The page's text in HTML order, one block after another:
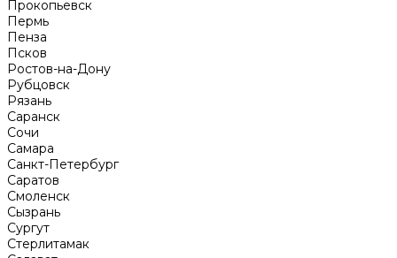
Прокопьевск
Пермь
Пенза
Псков
Ростов-на-Дону
Рубцовск
Рязань
Саранск
Сочи
Самара
Санкт-Петербург
Саратов
Смоленск
Сызрань
Сургут
Стерлитамак